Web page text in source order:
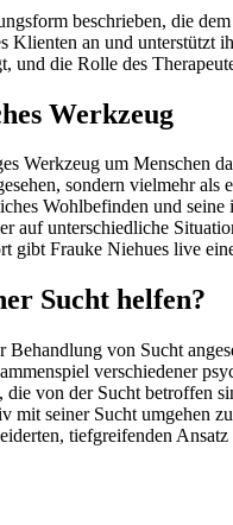
beschrieben, die
an und unterstützt
und die Rolle des
Werkzeug
Werkzeug um Menschen
sondern vielmehr
Wohlbefinden und
unterschiedliche
gibt Frauke Niehues live
Sucht helfen?
von Sucht
verschiedener
von der Sucht betroffen
mit seiner Sucht
tiefgreifenden